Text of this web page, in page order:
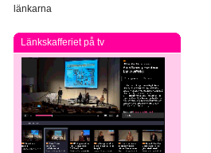
länkarna
Länkskafferiet på tv